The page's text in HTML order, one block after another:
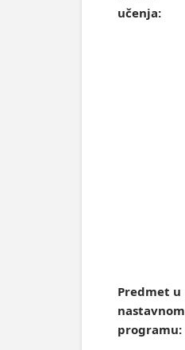
učenja:
Predmet u
nastavnom
programu: